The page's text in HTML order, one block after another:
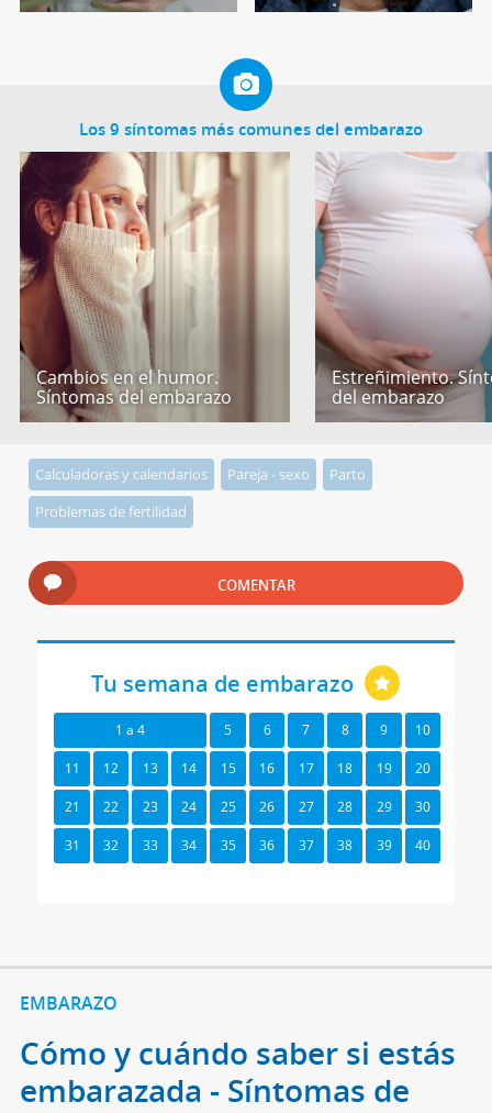
Los 9 síntomas más comunes del embarazo
Cambios en el humor.
Síntomas del embarazo
Estreñimiento.
del embarazo
Calculadoras y calendarios Pareja - sexo
Parto
Problemas de fertilidad
COMENTAR
Tu semana de embarazo
1 a 4 5 6 7 8 9 10
11 12 13 14 15 16 17 18 19 20
21 22 23 24 25 26 27 28 29 30
31 32 33 34 35 36 37 38 39 40
EMBARAZO
Cómo y cuándo saber si estás
embarazada - Síntomas de